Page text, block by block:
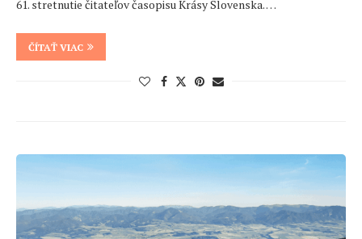
61. stretnutie čitateľov časopisu Krásy Slovenska. …
ČÍTAŤ VIAC